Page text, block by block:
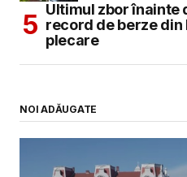
Ultimul zbor înainte
record de berze din
plecare
NOI ADĂUGATE